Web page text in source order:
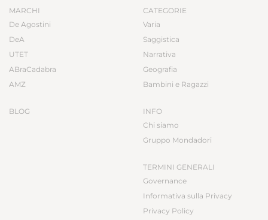
MARCHI
De Agostini
DeA
UTET
ABraCadabra
AMZ
BLOG
CATEGORIE
Varia
Saggistica
Narrativa
Geografia
Bambini e Ragazzi
INFO
Chi siamo
Gruppo Mondadori
TERMINI GENERALI
Governance
Informativa sulla Privacy
Privacy Policy